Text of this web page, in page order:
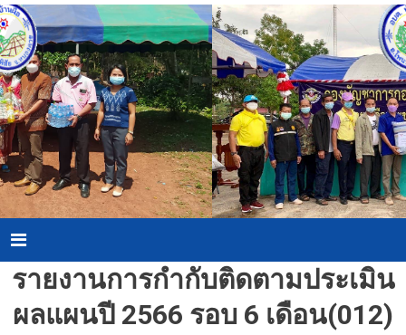
Skip
to
content
Menu
รายงานการกำกับติดตามประเมิน
ผลแผนปี 2566 รอบ 6 เดือน(012)